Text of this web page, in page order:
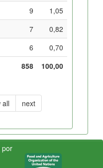
9
1,05
7
0,82
6
0,70
858
100,00
all next
por